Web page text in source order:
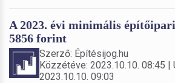
A 2023. évi minimális
5856 forint
Szerző: Építésijog.hu
Közzétéve: 2023.10.10. 08:45
2023.10.10. 09:03